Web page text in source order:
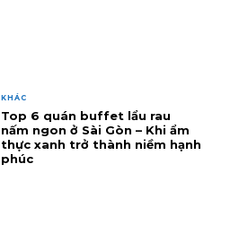
KHÁC
Top 6 quán buffet lẩu rau
nấm ngon ở Sài Gòn – Khi ẩm
thực xanh trở thành niềm hạnh
phúc